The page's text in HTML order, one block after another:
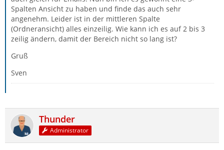
Spalten Ansicht zu haben und finde das auch sehr
angenehm. Leider ist in der mittleren Spalte
(Ordneransicht) alles einzeilig. Wie kann ich es auf 2 bis 3
zeilig ändern, damit der Bereich nicht so lang ist?
Gruß
Sven
Thunder
Administrator